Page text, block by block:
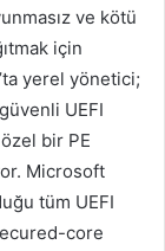
ve kötü
için
yerel yönetici;
UEFI
bir PE
Microsoft
tüm UEFI
core